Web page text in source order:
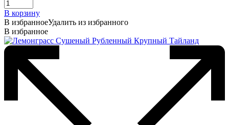
В корзину
В избранноеУдалить из избранного
В избранное